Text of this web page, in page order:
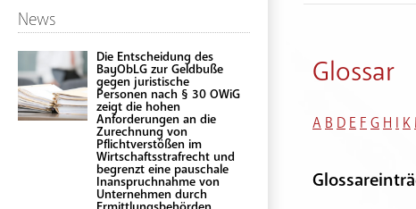
Glossar
A B D E F G H I K
News
Die Entscheidung des
BayObLG zur Geldbuße
gegen juristische
Personen nach § 30 OWiG
zeigt die hohen
Anforderungen an die
Zurechnung von
Pflichtverstößen im
Wirtschaftsstrafrecht und
begrenzt eine pauschale
Inanspruchnahme von
Unternehmen durch